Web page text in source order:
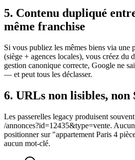
5. Contenu dupliqué
même franchise
Si vous publiez les mêmes biens via une
(siège + agences locales), vous créez du
gestion canonique correcte, Google ne
— et peut tous les déclasser.
6. URLs non lisibles,
Les passerelles legacy produisent
/annonces?id=12435&type=vente.
positionner sur "appartement Paris 4
aucun mot-clé.